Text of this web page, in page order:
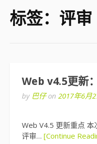
标签：评审
Web v4.5更新
by 巴仔on 2017年6月
Web V4.5 更新重点
评审… [Continue